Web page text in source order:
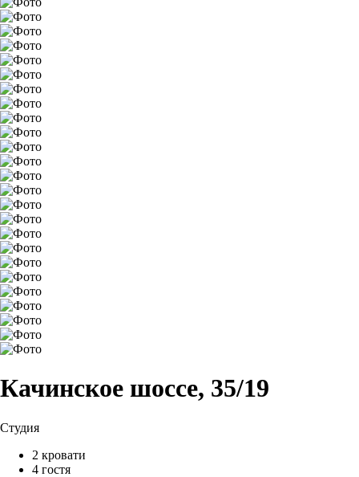
Качинское шоссе, 35/19
Студия
2 кровати
4 гостя